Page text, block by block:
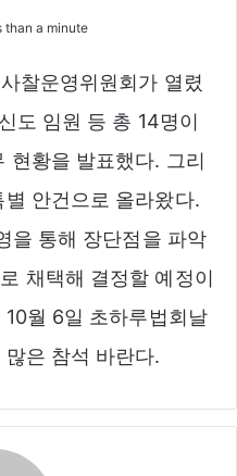
than a minute
찰운영위원회가 열렸
도 임원 등 총 14명이
현황을 발표했다. 그리
안건으로 올라왔다.
을 통해 장단점을 파악
채택해 결정할 예정이
월 6일 초하루법회날
은 참석 바란다.